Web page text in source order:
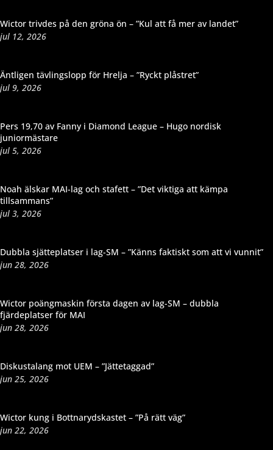
Wictor trivdes på den gröna ön – ”Kul att få mer av landet”
jul 12, 2026
Äntligen tävlingslopp för Hrelja – ”Ryckt plåstret”
jul 9, 2026
Pers 19,70 av Fanny i Diamond League – Hugo nordisk
juniormästare
jul 5, 2026
Noah älskar MAI-lag och stafett – ”Det viktiga att kämpa
tillsammans”
jul 3, 2026
Dubbla sjätteplatser i lag-SM – ”Känns faktiskt som att vi vunnit”
jun 28, 2026
Wictor poängmaskin första dagen av lag-SM – dubbla
fjärdeplatser för MAI
jun 28, 2026
Diskustalang mot UEM – ”Jättetaggad”
jun 25, 2026
Wictor kung i Bottnarydskastet – ”På rätt väg”
jun 22, 2026